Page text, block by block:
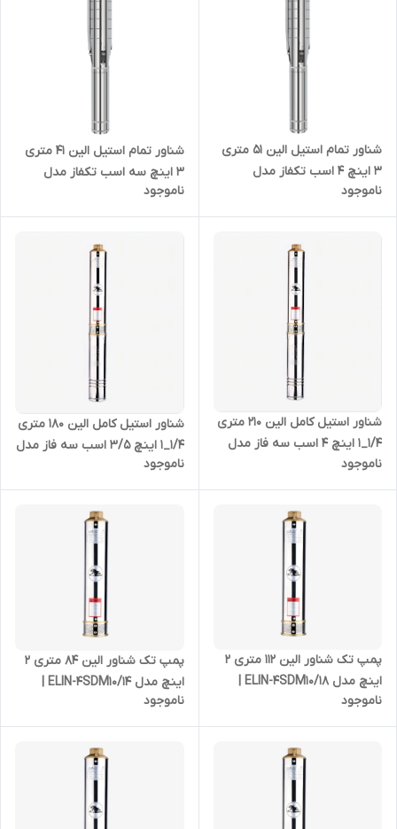
شناور تمام استیل الین 51 متری
3 اینچ 4 اسب تکفاز مدل
فاز
ناموجود
شناور تمام استیل الین 41 متری
3 اینچ سه اسب تکفاز مدل
فاز
ناموجود
شناور استیل کامل الین 210 متری
1/4_1 اینچ 4 اسب سه فاز مدل
ELIN-4SD-4/32
ناموجود
شناور استیل کامل الین 180 متری
1/4_1 اینچ 3/5 اسب سه فاز مدل
ELIN-4SD-4/28
ناموجود
پمپ تک شناور الین 112 متری 2
شناور استیل 4 اسب بدون موتور
ناموجود
پمپ تک شناور الین 84 متری 2
شناور استیل 3 اسب بدون موتور
ناموجود